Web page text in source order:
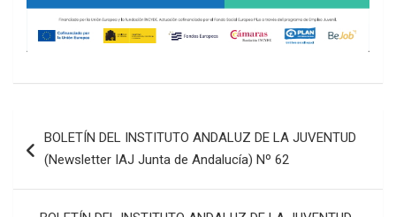
de
BOLETÍN DEL INSTITUTO ANDALUZ DE LA JUVENTUD
(Newsletter IAJ Junta de Andalucía) Nº 62